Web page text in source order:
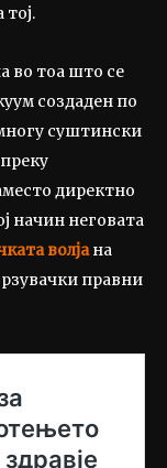
во тоа што се
создаден по
суштински
директно
начин неговата
волјана
правни